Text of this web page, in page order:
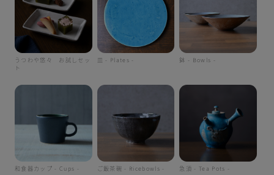
うつわや悠々 お試しセッ
ト
皿 - Plates - 鉢 - Bowls -
和食器カップ - Cups - ご飯茶碗 - Ricebowls - 急須 - Tea Pots -